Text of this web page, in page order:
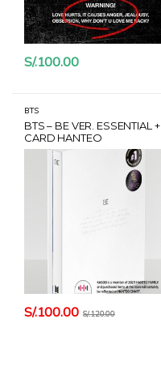
S/.100.00
BTS
BTS – BE VER. ESSENTIAL +
CARD HANTEO
S/.100.00 S/.120.00